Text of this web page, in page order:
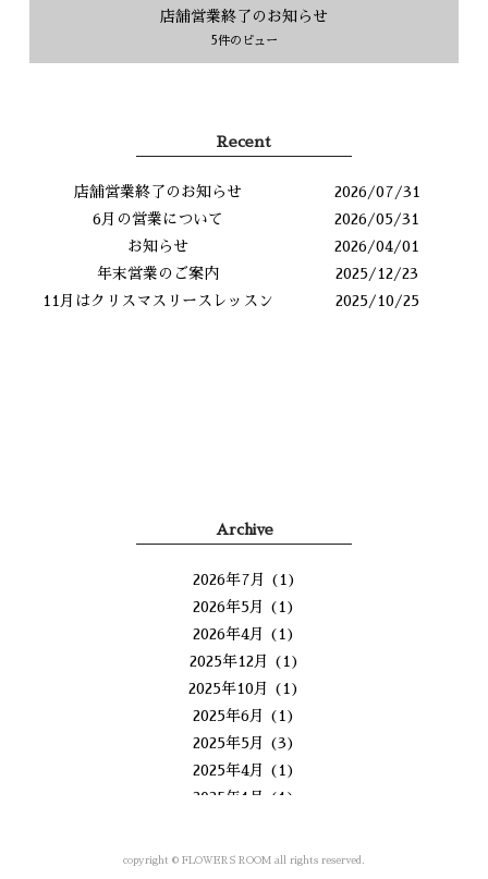
店舗営業終了のお知らせ
5件のビュー
Recent
店舗営業終了のお知らせ
2026/07/31
6月の営業について
2026/05/31
お知らせ
2026/04/01
年末営業のご案内
2025/12/23
11月はクリスマスリースレッスン
2025/10/25
Archive
2026年7月
(1)
2026年5月
(1)
2026年4月
(1)
2025年12月
(1)
2025年10月
(1)
2025年6月
(1)
2025年5月
(3)
2025年4月
(1)
2025年1月
(1)
copyright © FLOWERS ROOM all rights reserved.